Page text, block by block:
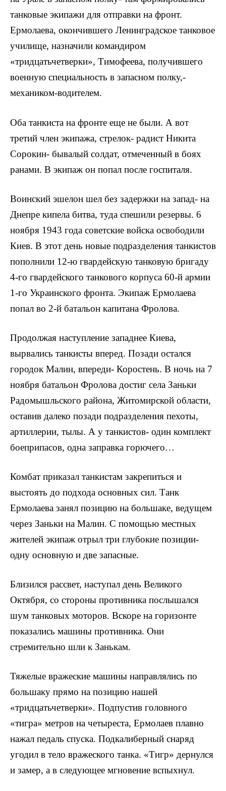
танковые экипажи для отправки на фронт.
Ермолаева, окончившего Ленинградское танковое
училище, назначили командиром
«тридцатьчетверки», Тимофеева, получившего
военную специальность в запас­ном полку,-
механиком-водителем.
Оба танкиста на фронте еще не были. А вот
третий член экипажа, стрелок- радист Никита
Сорокин- быва­лый солдат, отмеченный в боях
ранами. В экипаж он попал после госпиталя.
Воинский эшелон шел без задержки на запад- на
Днепре кипела битва, туда спешили резервы. 6
ноября 1943 года советские войска освободили
Киев. В этот день новые подразделения танкистов
пополнили 12-ю гвардейскую танковую бригаду
4-го гвардейского тан­кового корпуса 60-й армии
1-го Украинского фронта. Экипаж Ермолаева
попал во 2-й батальон капитана Фролова.
Продолжая наступление западнее Киева,
вырвались танкисты вперед. Позади остался
городок Малин, впе­реди- Коростень. В ночь на 7
ноября батальон Фролова достиг села Заньки
Радомышльского района, Жи­томирской области,
оставив далеко позади подразде­ления пехоты,
артиллерии, тылы. А у танкистов- один комплект
боеприпасов, одна заправка горючего…
Комбат приказал танкистам закрепиться и
выстоять до подхода основных сил. Танк
Ермолаева занял позицию на большаке, веду­щем
через Заньки на Малин. С помощью местных
жите­лей экипаж отрыл три глубокие позиции-
одну основную и две запасные.
Близился рассвет, наступал день Великого
Октября, со стороны противника послышался
шум танковых мото­ров. Вскоре на горизонте
показались машины противника. Они
стремительно шли к Занькам.
Тяжелые вражеские машины направлялись по
боль­шаку прямо на позицию нашей
«тридцатьчетверки». Подпустив головного
«тигра» метров на четыреста, Ер­молаев плавно
нажал педаль спуска. Подкалиберный снаряд
угодил в тело вражеского танка. «Тигр» дернулся
и замер, а в следующее мгновение вспыхнул.